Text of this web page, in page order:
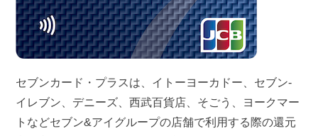
セブンカード・プラスは、イトーヨーカドー、セブン-
イレブン、デニーズ、西武百貨店、そごう、ヨークマー
トなどセブン&アイグループの店舗で利用する際の還元